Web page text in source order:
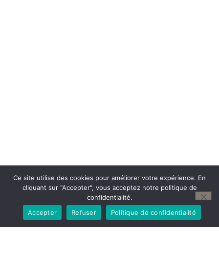
Ce site utilise des cookies pour améliorer votre expérience. En
cliquant sur "Accepter", vous acceptez notre politique de
confidentialité.
Accepter
Refuser Politique de confidentialité